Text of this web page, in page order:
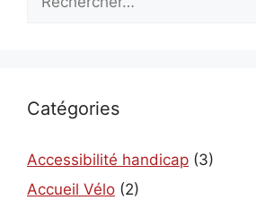
Catégories
Accessibilité handicap (3)
Accueil Vélo (2)